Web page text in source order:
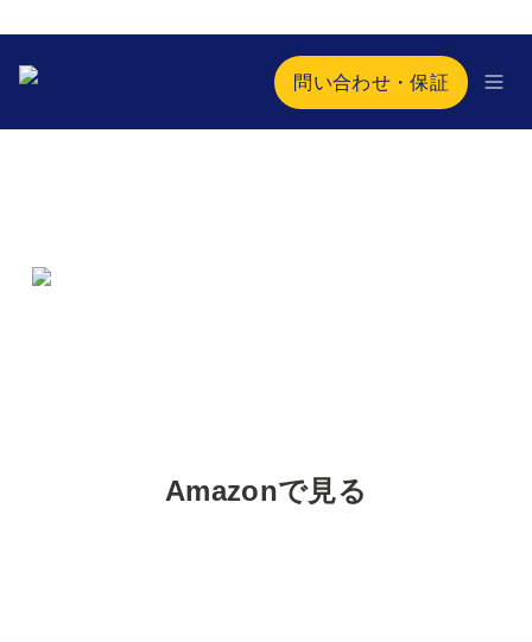
問い合わせ・保証
Amazonで見る